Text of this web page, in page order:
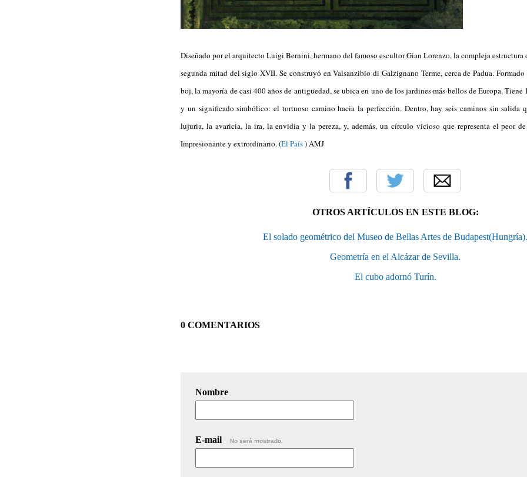
Diseñado por el arquitecto Luigi Bernini, hermano del famoso escultor Gian Lorenzo, la compleja estructura
segunda mitad del siglo XVII. Se construyó en Valsanzibio di Galzignano Terme, cerca de Padua.
boj, la mayoría de casi 400 años de antigüedad, se ubica en uno de los jardines más bellos de Europa.
y un significado simbólico: el tortuoso camino hacia la perfección. Dentro, hay seis caminos sin salida
lujuria, la avaricia, la ira, la envidia y la pereza, y, además, un círculo vicioso que representa el peor
Impresionante y extrordinario. (El País) AMJ
OTROS ARTÍCULOS EN ESTE BLOG:
El solado geométrico del Museo de Bellas Artes de Budapest(Hungría).
Geometría en el Alcázar de Sevilla.
El cubo adornó Turín.
0 COMENTARIOS
Nombre
E-mail No será mostrado.